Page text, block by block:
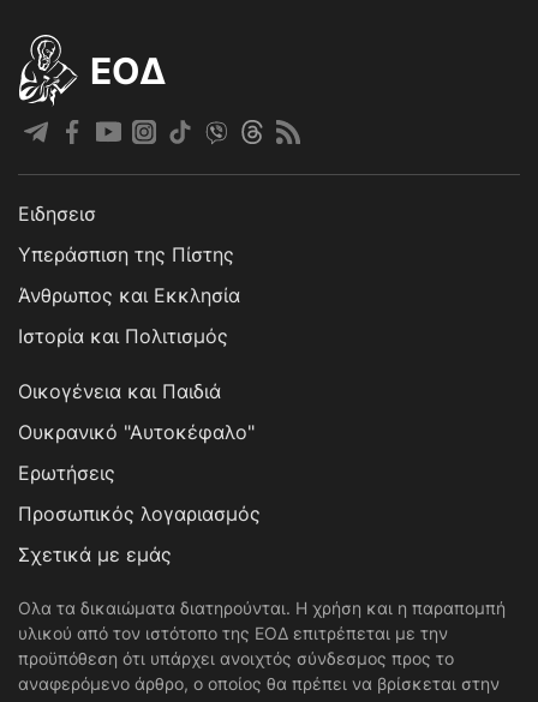
EOΔ
Ειδησεισ
Υπεράσπιση της Πίστης
Άνθρωπος και Εκκλησία
Ιστορία και Πολιτισμός
Οικογένεια και Παιδιά
Ουκρανικό "Αυτοκέφαλο"
Ερωτήσεις
Προσωπικός λογαριασμός
Σχετικά με εμάς
Ολα τα δικαιώματα διατηρούνται. Η χρήση και η παραπομπή
υλικού από τον ιστότοπο της ΕΟΔ επιτρέπεται με την
προϋπόθεση ότι υπάρχει ανοιχτός σύνδεσμος προς το
αναφερόμενο άρθρο, ο οποίος θα πρέπει να βρίσκεται στην